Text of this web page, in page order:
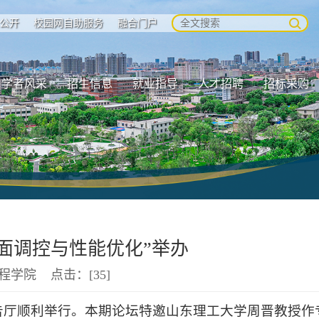
开 校园网自助服务 融合门户
学者风采 招生信息 就业指导 人才招聘 招标采购
调控与性能优化”举办
程学院 点击：[35]
顺利举行。本期论坛特邀山东理工大学周晋教授作